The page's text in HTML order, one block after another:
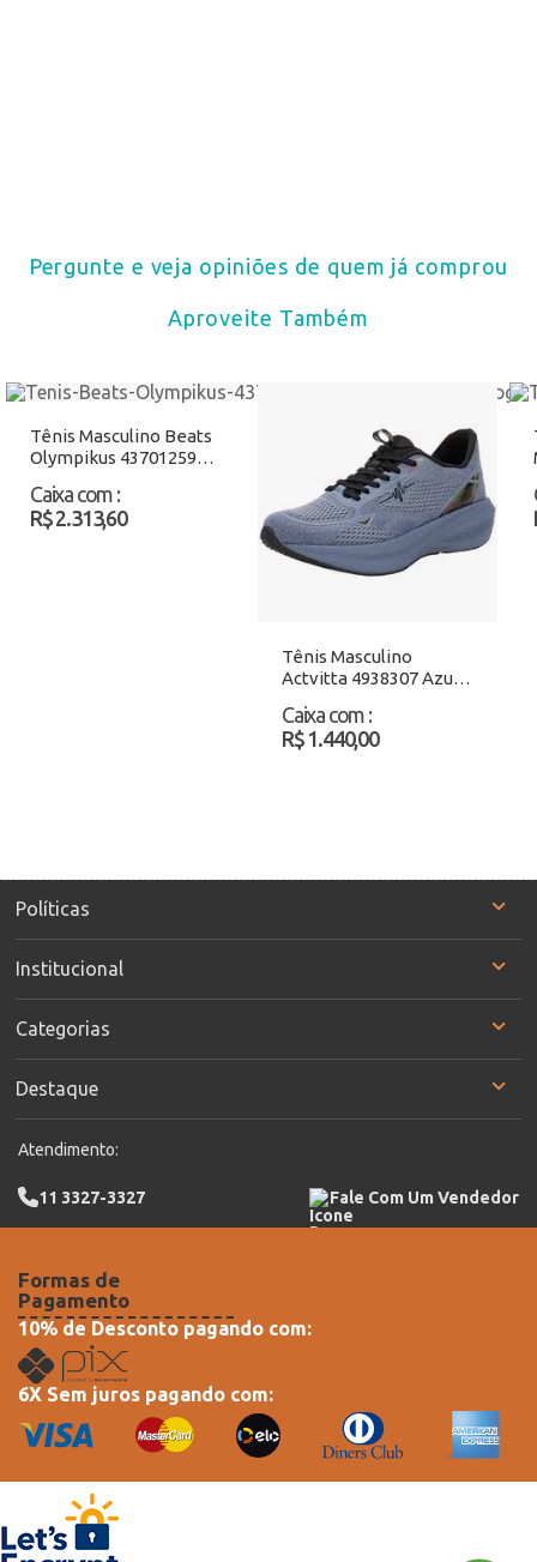
Pergunte e veja opiniões de quem já comprou
Aproveite Também
Tênis Masculino Beats
Olympikus 43701259
Caixa com :
R$ 2.313,60
Tênis Masculino
Actvitta 4938307 Azul
Caixa com :
R$ 1.440,00
Políticas
Institucional
Categorias
Destaque
Atendimento:
11 3327-3327 Fale Com Um Vendedor
Formas de
Pagamento
10% de Desconto pagando com:
6X Sem juros pagando com: